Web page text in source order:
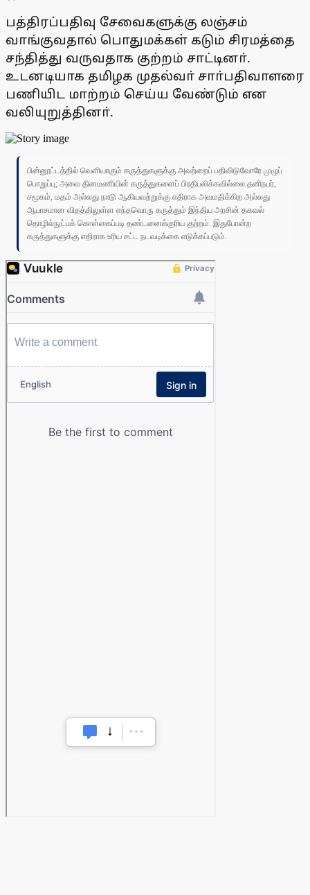
பத்திரப்பதிவு சேவைகளுக்கு லஞ்சம்
வாங்குவதால் பொதுமக்கள் கடும் சிரமத்தை
சந்தித்து வருவதாக குற்றம் சாட்டினா்.
உடனடியாக தமிழக முதல்வா் சாா்பதிவாளரை
பணியிட மாற்றம் செய்ய வேண்டும் என
வலியுறுத்தினா்.
பின்னூட்டத்தில் வெளியாகும் கருத்துகளுக்கு அவற்றைப் பதிவிடுவோரே முழுப்
பொறுப்பு; அவை தினமணியின் கருத்துகளைப் பிரதிபலிக்கவில்லை.தனிநபர்,
சமூகம், மதம் அல்லது நாடு ஆகியவற்றுக்கு எதிராக அவமதிக்கிற அல்லது
ஆபாசமான விதத்திலுள்ள எந்தவொரு கருத்தும் இந்திய அரசின் தகவல்
தொழில்நுட்பக் கொள்கைப்படி தண்டனைக்குரிய குற்றம். இதுபோன்ற
கருத்துகளுக்கு எதிராக உரிய சட்ட நடவடிக்கை எடுக்கப்படும்.